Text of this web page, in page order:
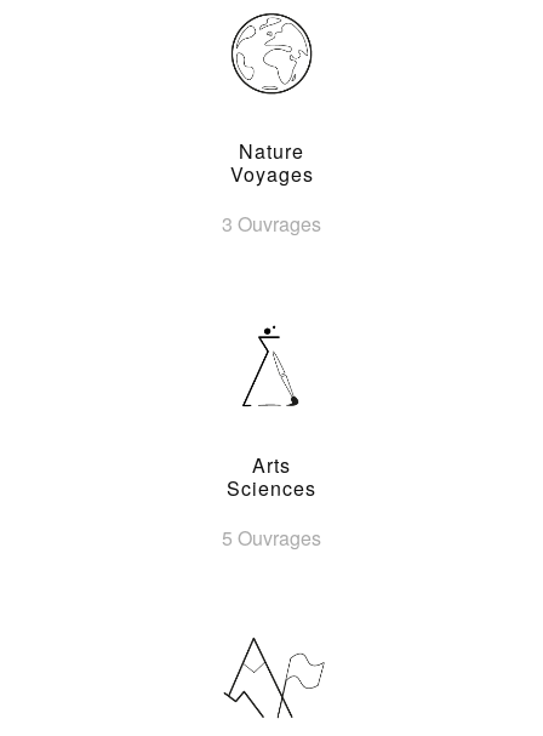
Nature
Voyages
3 Ouvrages
Arts
Sciences
5 Ouvrages